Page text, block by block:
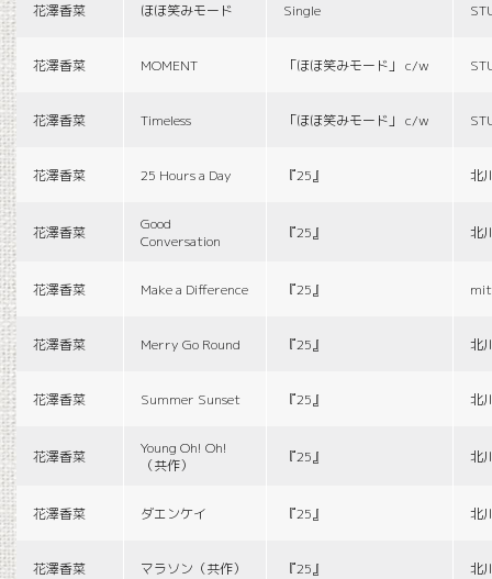
花澤香菜 ほほ笑みモード Single
花澤香菜 MOMENT 「ほほ笑みモード」 c/w
花澤香菜 Timeless 「ほほ笑みモード」 c/w
花澤香菜 25 Hours a Day 『25』 北
花澤香菜
Good
Conversation
『25』 北
花澤香菜 Make a Difference 『25』
花澤香菜 Merry Go Round 『25』 北
花澤香菜 Summer Sunset 『25』 北
花澤香菜
Young Oh! Oh!
（共作）
『25』 北
花澤香菜 ダエンケイ 『25』 北
花澤香菜 マラソン（共作） 『25』 北